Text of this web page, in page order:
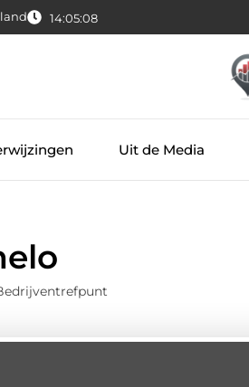
14:05:09
Uit de Media